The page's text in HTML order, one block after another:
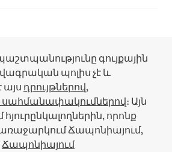
գույքային
պոլիս չէ և
այս դրույթներով,
սահմանափակումներով։ Այն
որոնք
Ճապոնիայում,
Ճապոնիայում